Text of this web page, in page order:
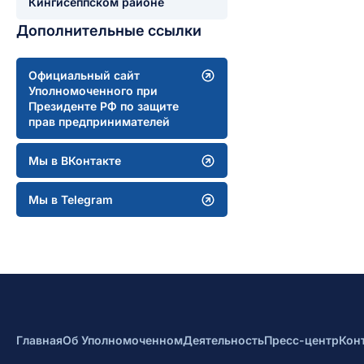
Дополнительные ссылки
Официальный сайт
Уполномоченного при
Президенте РФ по защите
прав предпринимателей
Мы в ВКонтакте
Мы в Telegram
ГлавнаяОб УполномоченномДеятельностьПресс-центр